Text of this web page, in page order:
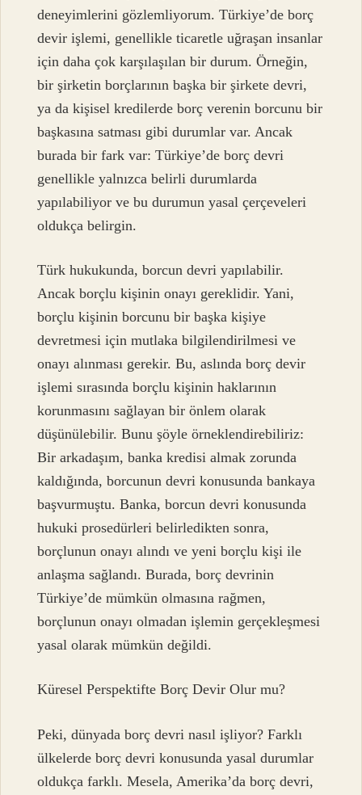
deneyimlerini gözlemliyorum. Türkiye’de borç
devir işlemi, genellikle ticaretle uğraşan insanlar
için daha çok karşılaşılan bir durum. Örneğin,
bir şirketin borçlarının başka bir şirkete devri,
ya da kişisel kredilerde borç verenin borcunu bir
başkasına satması gibi durumlar var. Ancak
burada bir fark var: Türkiye’de borç devri
genellikle yalnızca belirli durumlarda
yapılabiliyor ve bu durumun yasal çerçeveleri
oldukça belirgin.
Türk hukukunda, borcun devri yapılabilir.
Ancak borçlu kişinin onayı gereklidir. Yani,
borçlu kişinin borcunu bir başka kişiye
devretmesi için mutlaka bilgilendirilmesi ve
onayı alınması gerekir. Bu, aslında borç devir
işlemi sırasında borçlu kişinin haklarının
korunmasını sağlayan bir önlem olarak
düşünülebilir. Bunu şöyle örneklendirebiliriz:
Bir arkadaşım, banka kredisi almak zorunda
kaldığında, borcunun devri konusunda bankaya
başvurmuştu. Banka, borcun devri konusunda
hukuki prosedürleri belirledikten sonra,
borçlunun onayı alındı ve yeni borçlu kişi ile
anlaşma sağlandı. Burada, borç devrinin
Türkiye’de mümkün olmasına rağmen,
borçlunun onayı olmadan işlemin gerçekleşmesi
yasal olarak mümkün değildi.
Küresel Perspektifte Borç Devir Olur mu?
Peki, dünyada borç devri nasıl işliyor? Farklı
ülkelerde borç devri konusunda yasal durumlar
oldukça farklı. Mesela, Amerika’da borç devri,